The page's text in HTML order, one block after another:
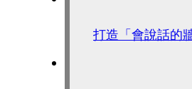
打造「會說話的